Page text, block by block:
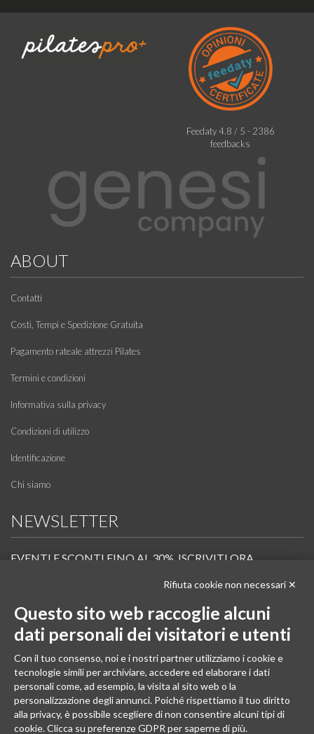
Feedaty4.8 / 5 - 2386
feedbacks
ABOUT
Contatti
Costi, Tempi e Spedizione Gratuita
Pagamento rateale attrezzi Pilates
Termini e condizioni
Informativa sulla privacy
Condizioni di utilizzo
Identificazione
Chi siamo
NEWSLETTER
EVENTI E SCONTI FINO AL 30%. ISCRIVITI ORA.
Scopri in anteprima i nuovi prodotti, le promozioni riservate ai professionisti e resta
Iscrivi alla Newsletter
SEGUICI
Rifiuta cookie non necessari ✕
Questo sito web raccoglie alcuni
dati personali dei visitatori e utenti
Con il tuo consenso, noi e i nostri partner utilizziamo i cookie e
tecnologie simili per archiviare, accedere ed elaborare i dati
personali come, ad esempio, la visita al sito web o la
personalizzazione degli annunci. Poiché rispettiamo il tuo diritto
alla privacy, è possibile scegliere di non consentire alcuni tipi di
cookie. Clicca su preferenze GDPR per saperne di più.